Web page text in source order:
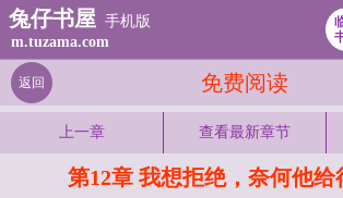
兔仔书屋 手机版
m.tuzama.com
免费阅读
返回
上一章 查看最新章节
第12章 我想拒绝，奈何他给